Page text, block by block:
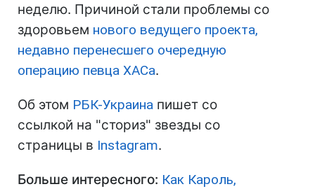
неделю. Причиной стали проблемы со
здоровьем нового ведущего проекта,
недавно перенесшего очередную
операцию певца ХАСа.
Об этом РБК-Украина пишет со
ссылкой на "сториз" звезды со
страницы в Instagram.
Больше интересного: Как Кароль,